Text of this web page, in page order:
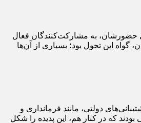
حضورشان، به مشارکت‌کنندگان فعال
گواه این تحول بود؛ بسیاری از آن‌ها
دولتی، مانند فرمانداری و
که در کنار هم، این پدیده را شکل